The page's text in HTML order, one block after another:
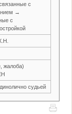
с
→
с
жалоба)
судьей